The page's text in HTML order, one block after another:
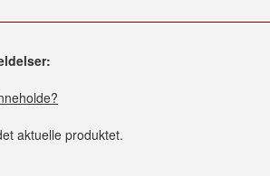
aktuelle produktet.